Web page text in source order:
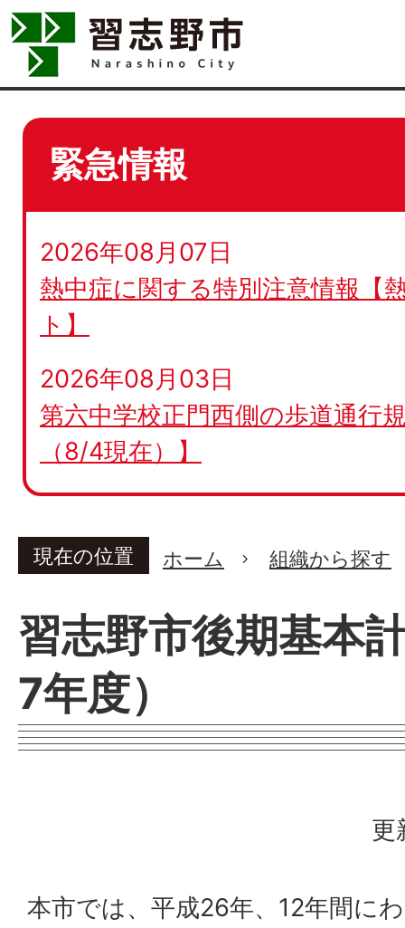
緊急情報
2026年08月07日
熱中症に関する特別注意情報【
ト】
2026年08月03日
第六中学校正門西側の歩道通行
（8/4現在）】
現在の位置 ホーム 組織から探す
習志野市後期基本
7年度）
更
本市では、平成26年、12年間に